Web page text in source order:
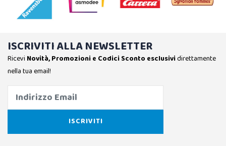
ISCRIVITI ALLA NEWSLETTER
Ricevi Novità, Promozioni e Codici Sconto esclusividirettamente
nella tua email!